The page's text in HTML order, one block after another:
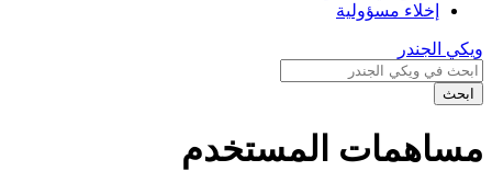
إخلاء مسؤولية
ويكي الجندر
ابحث
مساهمات المستخدم